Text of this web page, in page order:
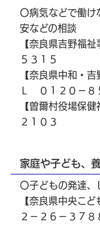
〇病気などで働け
安などの相談
【奈良県吉野福
５３１５
【奈良県中和・
Ｌ ０１２０－８
【曽爾村役場保
２１０３
家庭や子ども、
〇子どもの発達、
【奈良県中央こ
２－２６－３７８